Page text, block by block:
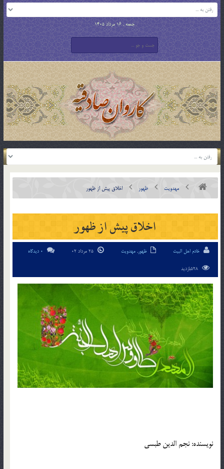
جمعه , 16 مرداد 1405
مهدویت ظهور اخلاق پيش از ظهور
اخلاق پيش از ظهور
خادم اهل البیت ظهور, مهدویت 0 دیدگاه
نويسنده: نجم الدين طبسي